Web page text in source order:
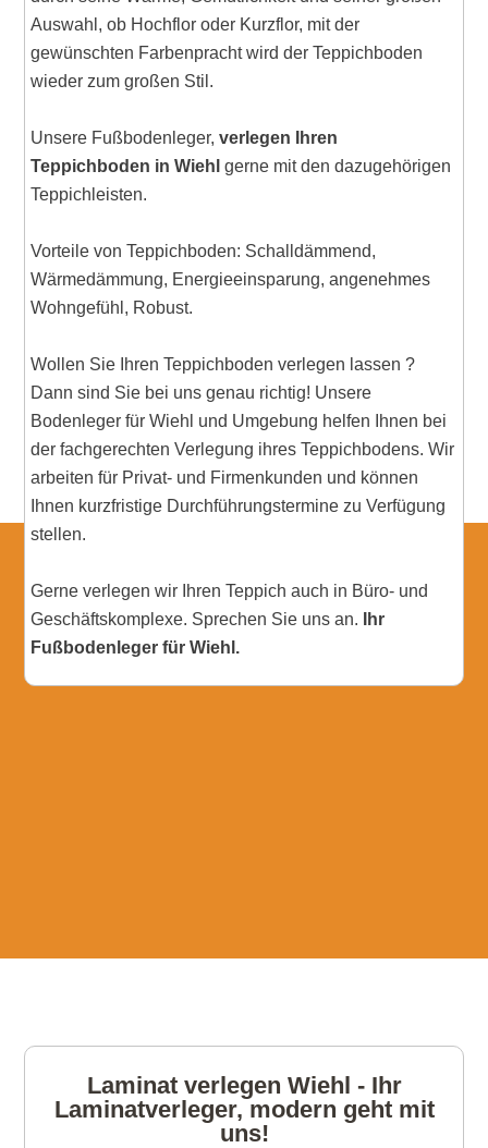
Auswahl, ob Hochflor oder Kurzflor, mit der
gewünschten Farbenpracht wird der Teppichboden
wieder zum großen Stil.
Unsere Fußbodenleger,verlegen Ihren
Teppichboden in Wiehl gerne mit den dazugehörigen
Teppichleisten.
Vorteile von Teppichboden: Schalldämmend,
Wärmedämmung, Energieeinsparung, angenehmes
Wohngefühl, Robust.
Wollen Sie Ihren Teppichboden verlegen lassen ?
Dann sind Sie bei uns genau richtig! Unsere
Bodenleger für Wiehl und Umgebung helfen Ihnen bei
der fachgerechten Verlegung ihres Teppichbodens. Wir
arbeiten für Privat- und Firmenkunden und können
Ihnen kurzfristige Durchführungstermine zu Verfügung
stellen.
Gerne verlegen wir Ihren Teppich auch in Büro- und
Geschäftskomplexe. Sprechen Sie uns an.
Ihr
Fußbodenleger für Wiehl.
Laminat verlegen Wiehl - Ihr
Laminatverleger, modern geht mit
uns!